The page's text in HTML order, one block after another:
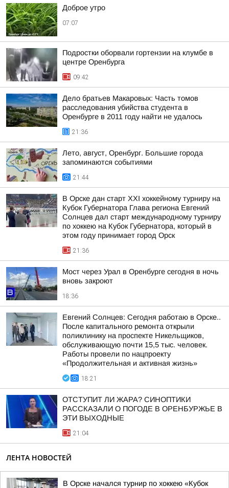
Доброе утро
07:07
Подростки оборвали гортензии на клумбе в
центре Оренбурга
09:42
Дело братьев Макаровых: Часть томов
расследования убийства студента в
Оренбурге в 2011 году найти не удалось
21:36
Лето, август, Оренбург. Большие города
запоминаются событиями
21:44
В Орске дан старт XXI хоккейному турниру на
Кубок Губернатора Глава региона Евгений
Солнцев дал старт международному турниру
по хоккею на Кубок Губернатора, который в
этом году принимает город Орск
21:36
Мост через Урал в Оренбурге сегодня в ночь
вновь закроют
18:36
Евгений Солнцев: Сегодня работаю в Орске..
После капитального ремонта открыли
поликлинику на проспекте Никельщиков,
обслуживающую почти 15,5 тыс. человек.
Работы провели по нацпроекту
«Продолжительная и активная жизнь»
18:21
ОТСТУПИТ ЛИ ЖАРА? СИНОПТИКИ
РАССКАЗАЛИ О ПОГОДЕ В ОРЕНБУРЖЬЕ В
ЭТИ ВЫХОДНЫЕ
21:04
ЛЕНТА НОВОСТЕЙ
В Орске начался турнир по хоккею «Кубок